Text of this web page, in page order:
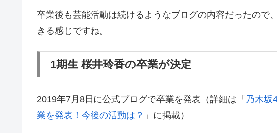
卒業後も芸能活動は続けるようなブログの内容だったので
きる感じですね。
1期生 桜井玲香の卒業が決定
2019年7月8日に公式ブログで卒業を発表（詳細は「 乃木坂
業を発表！今後の活動は？ 」に掲載）